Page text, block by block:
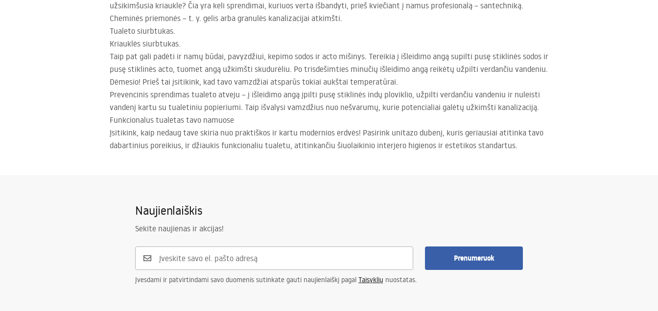
užsikimšusia kriaukle? Čia yra keli sprendimai, kuriuos verta išbandyti, prieš kviečiant į namus profesionalą – santechniką.
Cheminės priemonės – t. y. gelis arba granulės kanalizacijai atkimšti.
Tualeto siurbtukas.
Kriauklės siurbtukas.
Taip pat gali padėti ir namų būdai, pavyzdžiui, kepimo sodos ir acto mišinys. Tereikia į išleidimo angą supilti pusę stiklinės sodos ir
pusę stiklinės acto, tuomet angą užkimšti skudurėliu. Po trisdešimties minučių išleidimo angą reikėtų užpilti verdančiu vandeniu.
Dėmesio! Prieš tai įsitikink, kad tavo vamzdžiai atsparūs tokiai aukštai temperatūrai.
Prevencinis sprendimas tualeto atveju – į išleidimo angą įpilti pusę stiklinės indų ploviklio, užpilti verdančiu vandeniu ir nuleisti
vandenį kartu su tualetiniu popieriumi. Taip išvalysi vamzdžius nuo nešvarumų, kurie potencialiai galėtų užkimšti kanalizaciją.
Funkcionalus tualetas tavo namuose
Įsitikink, kaip nedaug tave skiria nuo praktiškos ir kartu modernios erdvės! Pasirink unitazo dubenį, kuris geriausiai atitinka tavo
dabartinius poreikius, ir džiaukis funkcionaliu tualetu, atitinkančiu šiuolaikinio interjero higienos ir estetikos standartus.
Naujienlaiškis
Sekite naujienas ir akcijas!
Prenumeruok
Įvesdami ir patvirtindami savo duomenis sutinkate gauti naujienlaiškį pagal Taisyklių nuostatas.